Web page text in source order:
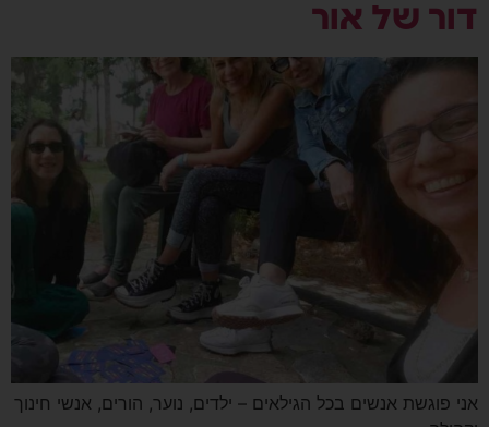
דור של אור
אני פוגשת אנשים בכל הגילאים – ילדים, נוער, הורים, אנשי חינוך